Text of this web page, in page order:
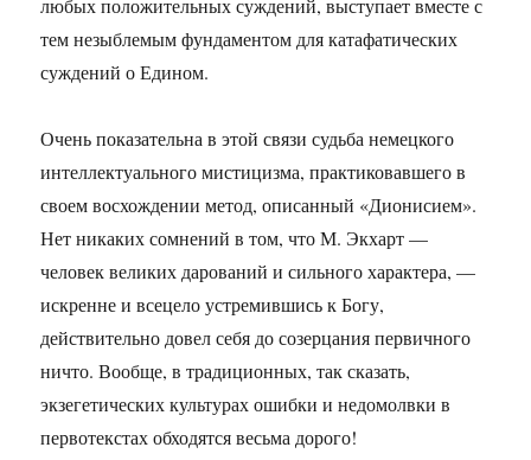
любых положительных суждений, выступает вместе с
тем незыблемым фундаментом для катафатических
суждений о Едином.
Очень показательна в этой связи судьба немецкого
интеллектуального мистицизма, практиковавшего в
своем восхождении метод, описанный «Дионисием».
Нет никаких сомнений в том, что М. Экхарт —
человек великих дарований и сильного характера, —
искренне и всецело устремившись к Богу,
действительно довел себя до созерцания первичного
ничто. Вообще, в традиционных, так сказать,
экзегетических культурах ошибки и недомолвки в
первотекстах обходятся весьма дорого!